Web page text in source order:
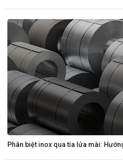
Phân biệt inox qua tia lửa mài: